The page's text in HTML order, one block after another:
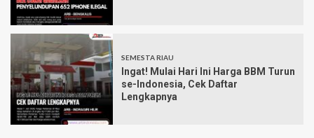
SEMESTA RIAU
Ingat! Mulai Hari Ini Harga BBM Turun
se-Indonesia, Cek Daftar
Lengkapnya